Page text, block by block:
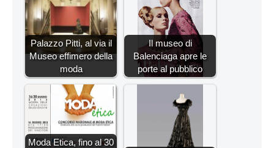
Palazzo Pitti, al via il
Museo effimero della
moda
Il museo di
Balenciaga apre le
porte al pubblico
Moda Etica, fino al 30